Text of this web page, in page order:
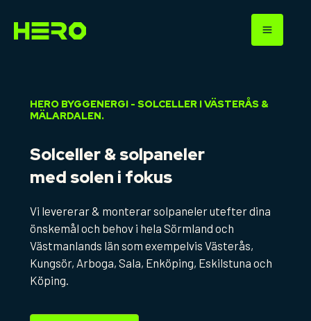
till
innehåll
HERO BYGGENERGI - SOLCELLER I VÄSTERÅS &
MÄLARDALEN.
Solceller & solpaneler
med solen i fokus
Vi levererar & monterar solpaneler utefter dina
önskemål och behov i hela Sörmland och
Västmanlands län som exempelvis Västerås,
Kungsör, Arboga, Sala, Enköping, Eskilstuna och
Köping.